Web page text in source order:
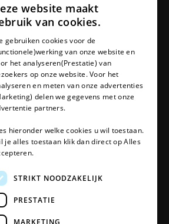
GERMAN
website maakt
van cookies.
gebruiken cookies voor de
van onze website en
het analyseren(Prestatie) van
op onze website. Voor het
en meten van onze advertenties
delen we gegevens met onze
partners.
hieronder welke cookies u wil toestaan.
je alles toestaan klik dan direct op Alles
STRIKT NOODZAKELIJK
PRESTATIE
MARKETING